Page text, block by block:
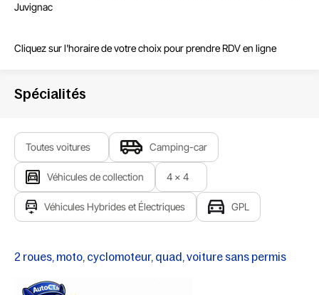
Juvignac
Cliquez sur l'horaire de votre choix pour prendre RDV en ligne
Spécialités
Toutes voitures Camping-car
Véhicules de collection 4 x 4
Véhicules Hybrides et Électriques GPL
2 roues, moto, cyclomoteur, quad, voiture sans permis